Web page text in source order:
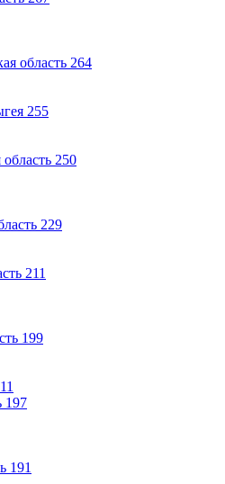
область 264
255
250
229
211
199
11
197
191